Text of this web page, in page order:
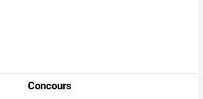
Concours